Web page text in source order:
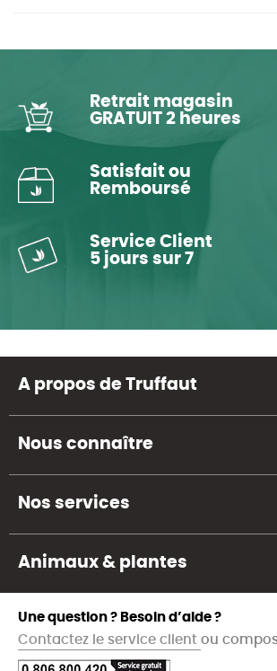
Retrait magasin
GRATUIT 2 heures
Satisfait ou
Remboursé
Service Client
5 jours sur 7
A propos de Truffaut
Nous connaître
Nos services
Animaux & plantes
Une question ? Besoin d’aide ?
Contactez le service client ou